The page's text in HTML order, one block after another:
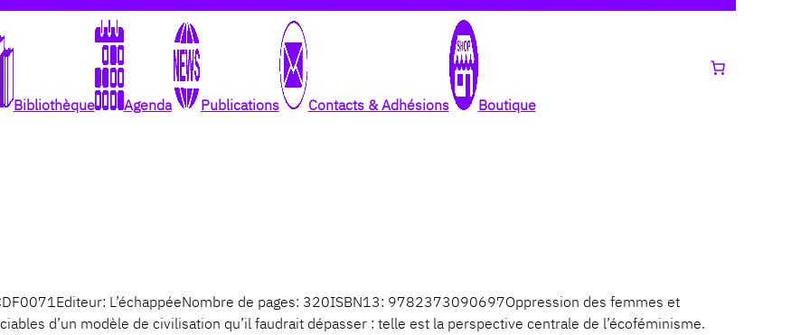
Bibliothèque Agenda Publications Contacts & Adhésions Boutique
L’échappéeNombre de pages: 320ISBN13: 9782373090697Oppression des femmes et
d’un modèle de civilisation qu’il faudrait dépasser : telle est la perspective centrale de l’écoféminisme.